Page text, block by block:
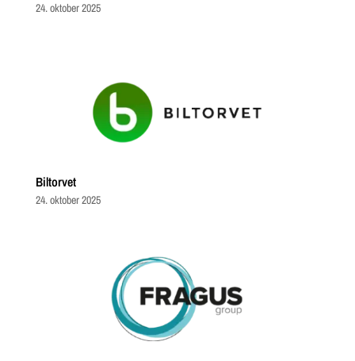
24. oktober 2025
Biltorvet
24. oktober 2025